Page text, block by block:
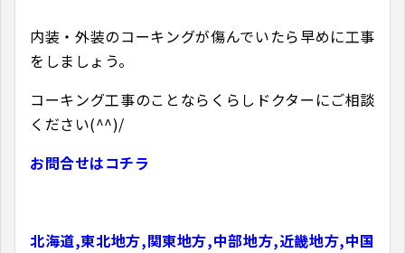
内装・外装のコーキングが傷んでいたら早めに工事
をしましょう。
コーキング工事のことならくらしドクターにご相談
ください(^^)/
お問合せはコチラ
北海道,東北地方,関東地方,中部地方,近畿地方,中国